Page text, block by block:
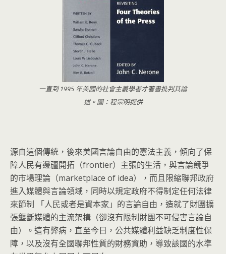
一直到 1995 年美國的社會主義學者才著書批判其論
述。圖：程宗明提供
源自這個傳統，後來美國言論自由的憲法主義，傾向了保
障人民有邊疆開拓（frontier）主張的生活，與言論競爭
的市場理論（marketplace of idea），而且限縮聯邦政府
進入媒體與言論領域，同時以規定政府不得制定任何法律
來節制 「人民或者是資本家」的言論自由，造就了財團擴
張壟斷媒體的主流架構（卻沒有限制財團不可侵害言論自
由）。這有弊病，直至今日，公共媒體利益缺乏制度性保
障，以及沒有全國聯邦性質的財務資助，導致該國的水準